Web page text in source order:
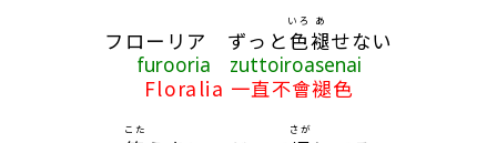
フローリア ずっと色
いろ
褪
あ
せない
furooria zuttoiroasenai
Floralia 一直不會褪色
こた さが